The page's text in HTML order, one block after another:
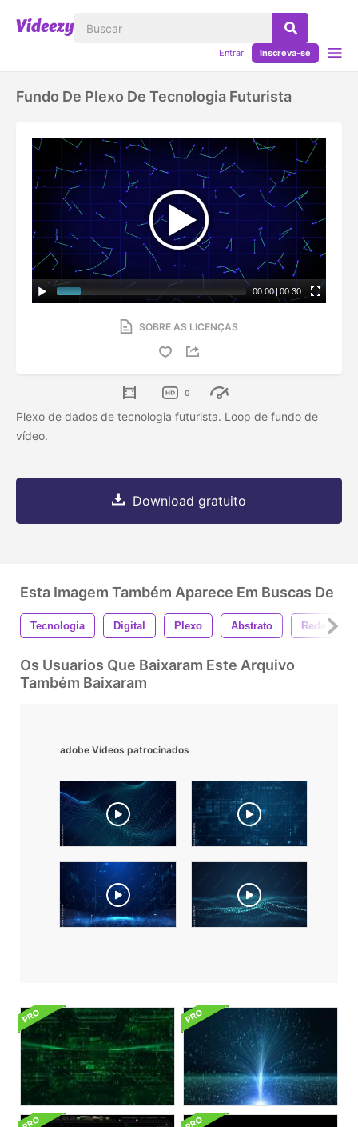
Entrar Inscreva-se
Fundo De Plexo De Tecnologia Futurista
00:00 | 00:30
SOBRE AS LICENÇAS
0
Plexo de dados de tecnologia futurista. Loop de fundo de
vídeo.
Download gratuito
Esta Imagem Também Aparece Em Buscas De
Tecnologia Digital Plexo Abstrato Rede
Os Usuarios Que Baixaram Este Arquivo
Também Baixaram
adobe Vídeos patrocinados